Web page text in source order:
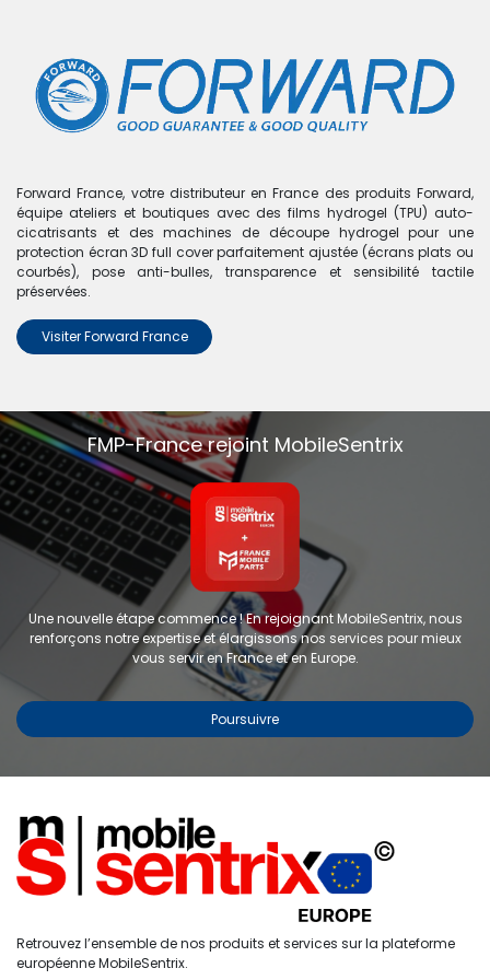
Étiquettes
Accueil Recherche
0
Compte
Boutique 0 articles trouvés.
Nous n'avons trouvé aucun
produit !
Aucun produit défini dans la catégorieA20s - A207.
Forward France, votre distributeur en France des produits Forward,
équipe ateliers et boutiques avec des films hydrogel (TPU) auto-
cicatrisants et des machines de découpe hydrogel pour une
protection écran 3D full cover parfaitement ajustée (écrans plats ou
courbés), pose anti-bulles, transparence et sensibilité tactile
préservées.
Visiter Forward France
FMP-France rejoint MobileSentrix
Une nouvelle étape commence ! En rejoignant MobileSentrix, nous
renforçons notre expertise et élargissons nos services pour mieux
vous servir en France et en Europe.
Poursuivre
Retrouvez l’ensemble de nos produits et services sur la plateforme
européenne MobileSentrix.
Copyright © 2024 FMP-France. Tous droits réservés